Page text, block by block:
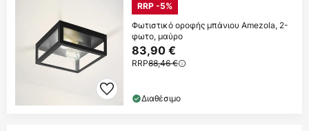
RRP -5%
Φωτιστικό οροφής μπάνιου Amezola, 2-
φωτο, μαύρο
83,90 €
RRP88,46 €
Διαθέσιμο